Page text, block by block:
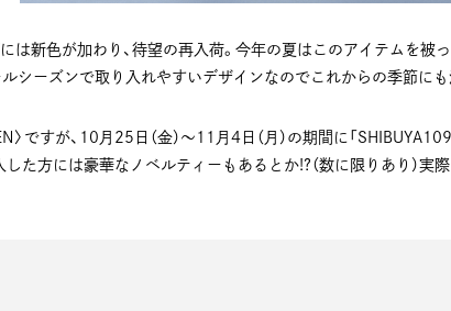
は新色が加わり、待望の再入荷。今年の夏はこのアイテムを被
シーズンで取り入れやすいデザインなのでこれからの季節にも
〉ですが、10月25日（金）〜11月4日（月）の期間に「
た方には豪華なノベルティーもあるとか!?（数に限りあり）実